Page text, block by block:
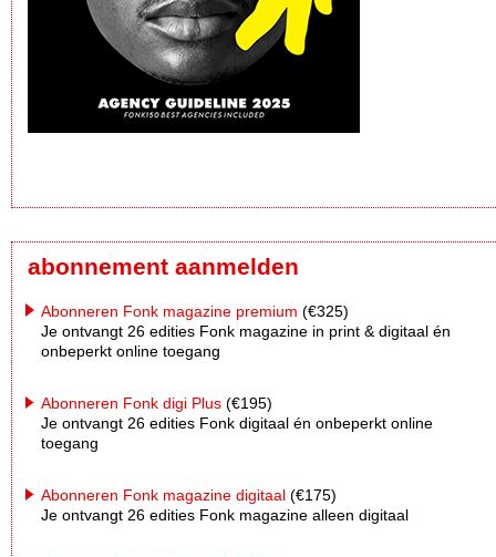
abonnement aanmelden
Abonneren Fonk magazine premium (€325)
Je ontvangt 26 edities Fonk magazine in print & digitaal én
onbeperkt online toegang
Abonneren Fonk digi Plus (€195)
Je ontvangt 26 edities Fonk digitaal én onbeperkt online
toegang
Abonneren Fonk magazine digitaal (€175)
Je ontvangt 26 edities Fonk magazine alleen digitaal